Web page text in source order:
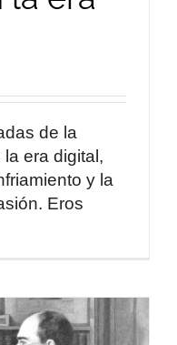
de la
era digital,
y la
Eros